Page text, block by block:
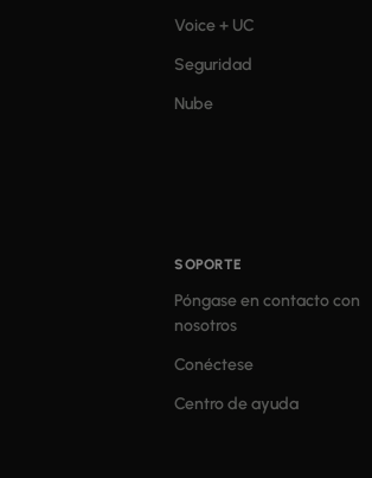
Voice + UC
Seguridad
Nube
SOPORTE
Póngase en contacto con
nosotros
Conéctese
Centro de ayuda